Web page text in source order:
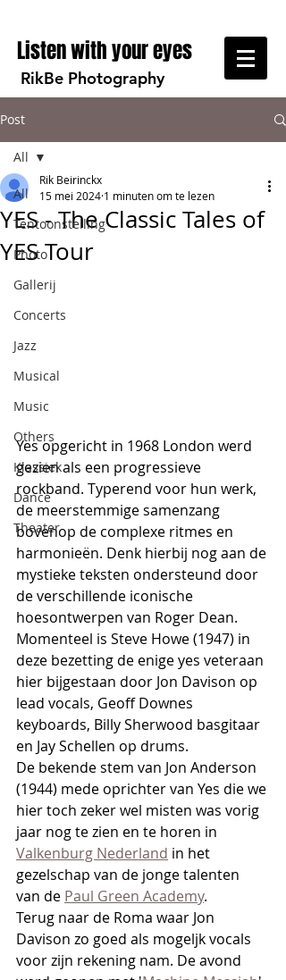
Listen with your eyes
RikBe Photography
Post
All
Tentoonstelling
Photo
Gallerij
Concerts
Jazz
Musical
Music
Others
Klassiek
Dance
Theater
All
YES - The Classic Tales of
YES Tour
Rik Beirinckx
15 mei 2024 1 minuten om te lezen
Yes opgericht in 1968 London werd
gezien als een progressieve
rockband. Typerend voor hun werk,
de meerstemmige samenzang
bovenop de complexe ritmes en
harmonieën. Denk hierbij nog aan de
mystieke teksten ondersteund door
de verschillende iconische
hoesontwerpen van Roger Dean.
Momenteel is Steve Howe (1947) in
deze bezetting de enige yes veteraan
hier bijgestaan door Jon Davison op
lead vocals, Geoff Downes
keyboards, Billy Sherwood basgitaar
en Jay Schellen op drums.
De bekende stem van Jon Anderson
(1944) mede oprichter van Yes die we
hier toch zeker wel misten was vorig
jaar nog te zien en te horen in
Valkenburg Nederland in het
gezelschap van de jonge talenten
van de Paul Green Academy.
Terug naar de Roma waar Jon
Davison zo goed als mogeljk vocals
voor zijn rekening nam. De avond